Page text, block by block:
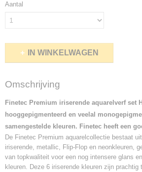
Aantal
IN WINKELWAGEN
Omschrijving
Finetec Premium iriserende aquarelverf set
hooggepigmenteerd en veelal
samengestelde kleuren. Finetec heeft een
De Finetec Premium aquarelcollectie bestaat
iriserende, metallic, Flip-Flop en neonkleuren,
van topkwaliteit voor een nog intensere glans
kleuren. Deze 6 iriserende kleuren zijn prachtig